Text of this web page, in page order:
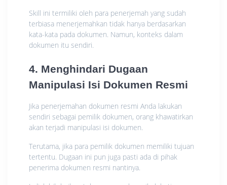
Skill ini termiliki oleh para penerjemah yang sudah
terbiasa menerjemahkan tidak hanya berdasarkan
kata-kata pada dokumen. Namun, konteks dalam
dokumen itu sendiri.
4. Menghindari Dugaan
Manipulasi Isi Dokumen Resmi
Jika penerjemahan dokumen resmi Anda lakukan
sendiri sebagai pemilik dokumen, orang khawatirkan
akan terjadi manipulasi isi dokumen.
Terutama, jika para pemilik dokumen memiliki tujuan
tertentu. Dugaan ini pun juga pasti ada di pihak
penerima dokumen resmi nantinya.